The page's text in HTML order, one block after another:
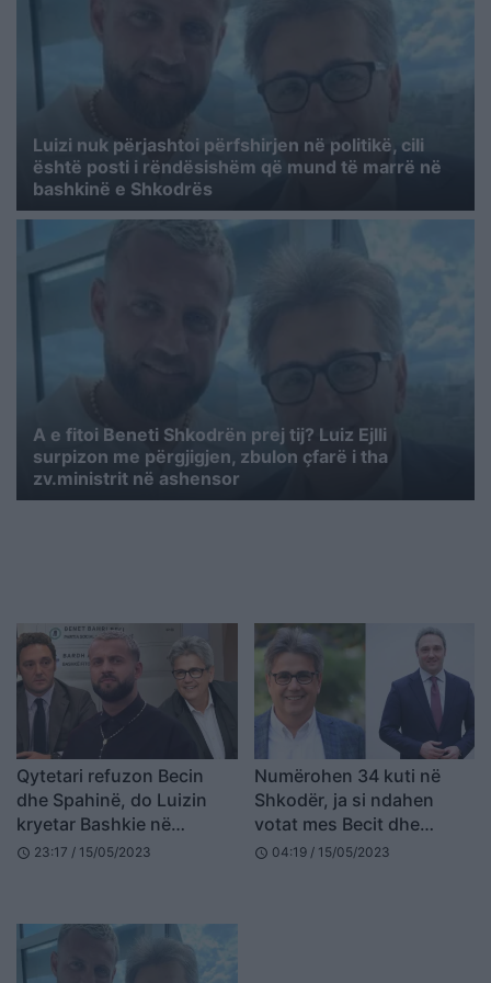
Luizi nuk përjashtoi përfshirjen në politikë, cili
është posti i rëndësishëm që mund të marrë në
bashkinë e Shkodrës
A e fitoi Beneti Shkodrën prej tij? Luiz Ejlli
surpizon me përgjigjen, zbulon çfarë i tha
zv.ministrit në ashensor
Qytetari refuzon Becin
dhe Spahinë, do Luizin
kryetar Bashkie në
Shkodër
schedule 23:17 / 15/05/2023
Numërohen 34 kuti në
Shkodër, ja si ndahen
votat mes Becit dhe
Spahisë
schedule 04:19 / 15/05/2023